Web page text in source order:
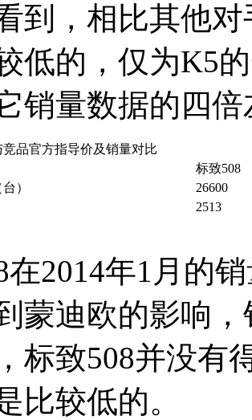
到，相比其他
低的，仅为K5
销量数据的四倍
竞品官方指导价及销量对比
标致508
）
26600
2513
在2014年1月的
蒙迪欧的影响
标致508并没有
比较低的。